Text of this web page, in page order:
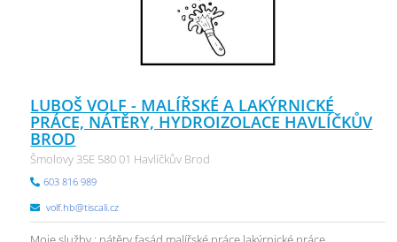
LUBOŠ VOLF - MALÍŘSKÉ A LAKÝRNICKÉ
PRÁCE, NÁTĚRY, HYDROIZOLACE HAVLÍČKŮV
BROD
Šmolovy 35E 580 01 Havlíčkův Brod
603 816 989
volf.hb@tiscali.cz